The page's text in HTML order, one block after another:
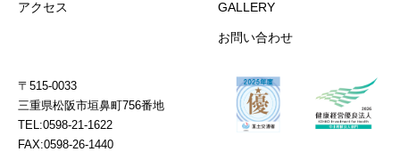
アクセス GALLERY
お問い合わせ
〒515-0033
三重県松阪市垣鼻町756番地
TEL:0598-21-1622
FAX:0598-26-1440